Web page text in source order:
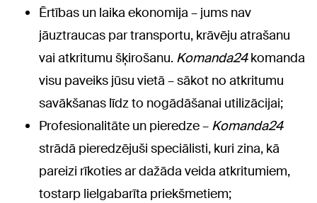
Ērtības un laika ekonomija – jums nav
jāuztraucas par transportu, krāvēju atrašanu
vai atkritumu šķirošanu. Komanda24komanda
visu paveiks jūsu vietā – sākot no atkritumu
savākšanas līdz to nogādāšanai utilizācijai;
Profesionalitāte un pieredze – Komanda24
strādā pieredzējuši speciālisti, kuri zina, kā
pareizi rīkoties ar dažāda veida atkritumiem,
tostarp lielgabarīta priekšmetiem;